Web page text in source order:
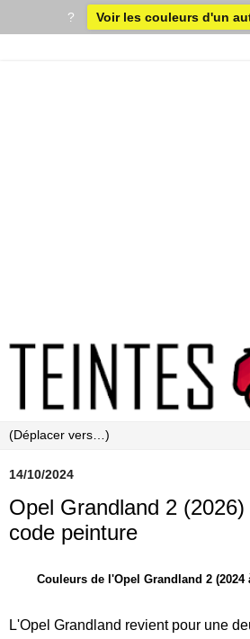
14/10/2024
Opel Grandland 2
code peinture
Couleurs de l'Opel Grandland 2 (2024
L'Opel Grandland revient pour une
? Voir les couleurs d'un